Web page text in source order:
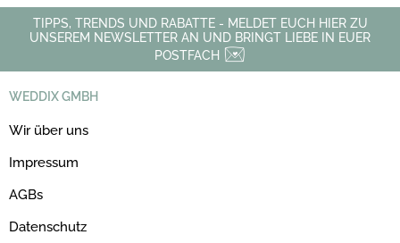
TIPPS, TRENDS UND RABATTE - MELDET EUCH HIER ZU
UNSEREM NEWSLETTER AN UND BRINGT LIEBE IN EUER
POSTFACH
WEDDIX GMBH
Wir über uns
Impressum
AGBs
Datenschutz